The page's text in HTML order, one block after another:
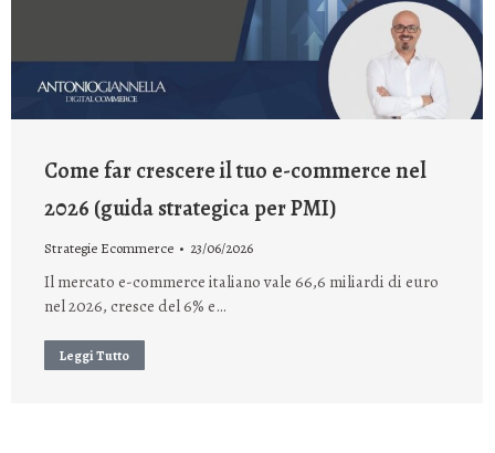
Come far crescere il tuo e-commerce nel
2026 (guida strategica per PMI)
Strategie Ecommerce 23/06/2026
Il mercato e-commerce italiano vale 66,6 miliardi di euro
nel 2026, cresce del 6% e…
Leggi Tutto